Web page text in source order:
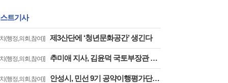
트기사
(행정,의회,참여)] 제3산단에 ‘청년문화공간’ 생긴다
(행정,의회,참여)] 추미애 지사, 김윤덕 국토부장관 만나 경기남부광역철도 등 40개 사업 국가철도망 반영 요청
(행정,의회,참여)] 안성시, 민선 9기 공약이행평가단 출범…시민과 함께하는 공약